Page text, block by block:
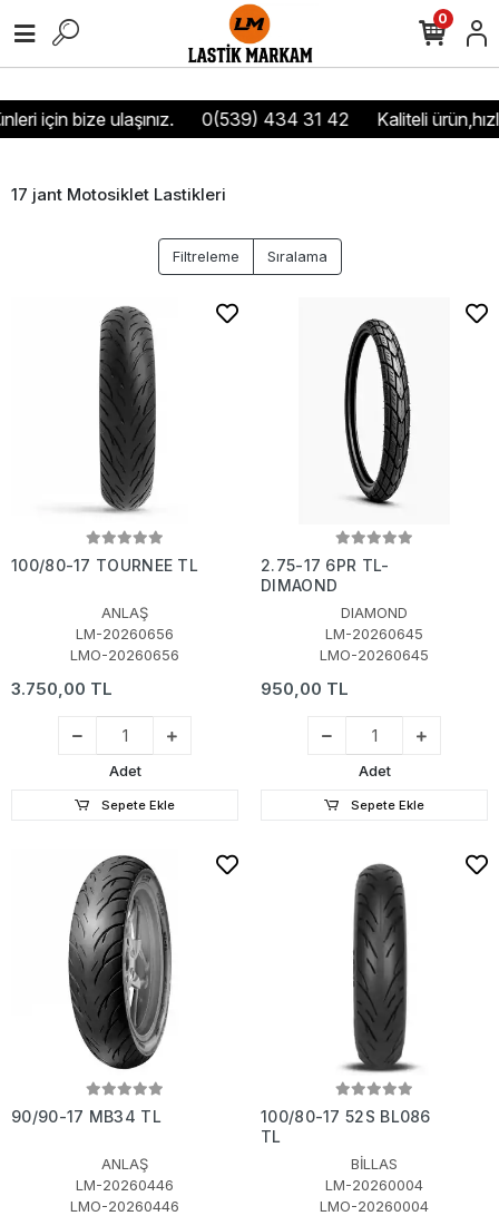
için bize ulaşınız. 0(539) 434 31 42 Kaliteli
0
17 jant Motosiklet Lastikleri
Filtreleme Sıralama
100/80-17 TOURNEE TL
ANLAŞ
LM-20260656
LMO-20260656
3.750,00 TL
Adet
Sepete Ekle
2.75-17 6PR TL-
DIMAOND
DIAMOND
LM-20260645
LMO-20260645
950,00 TL
Adet
Sepete Ekle
90/90-17 MB34 TL
ANLAŞ
LM-20260446
LMO-20260446
100/80-17 52S BL086
TL
BİLLAS
LM-20260004
LMO-20260004